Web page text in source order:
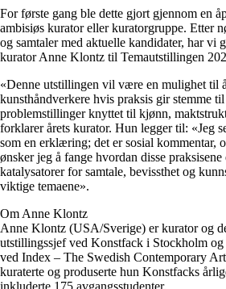
For første gang ble dette gjort gjennom en
ambisiøs kurator eller kuratorgruppe. Etter
og samtaler med aktuelle kandidater, har vi
kurator Anne Klontz til Temautstillingen
«Denne utstillingen vil være en mulighet til
kunsthåndverkere hvis praksis gir stemme
problemstillinger knyttet til kjønn,
forklarer årets kurator. Hun legger til: «Jeg
som en erklæring; det er sosial kommentar,
ønsker jeg å fange hvordan disse
katalysatorer for samtale, bevissthet og
viktige temaene».
Om Anne Klontz
Anne Klontz (USA/Sverige) er kurator og
utstillingssjef ved Konstfack i Stockholm
ved Index – The Swedish Contemporary
kuraterte og produserte hun Konstfacks